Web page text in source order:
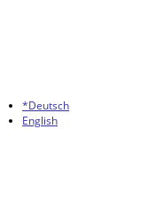
*Deutsch
English